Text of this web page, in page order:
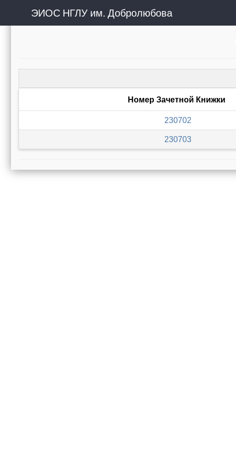
ЭИОС НГЛУ им. Добролюбова
Номер Зачетной Книжки
230702
230703